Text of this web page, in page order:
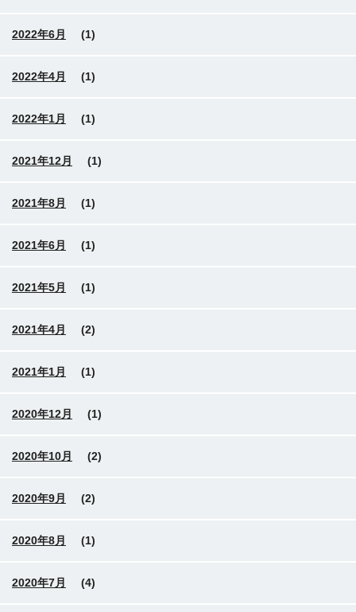
2022年6月 (1)
2022年4月 (1)
2022年1月 (1)
2021年12月 (1)
2021年8月 (1)
2021年6月 (1)
2021年5月 (1)
2021年4月 (2)
2021年1月 (1)
2020年12月 (1)
2020年10月 (2)
2020年9月 (2)
2020年8月 (1)
2020年7月 (4)